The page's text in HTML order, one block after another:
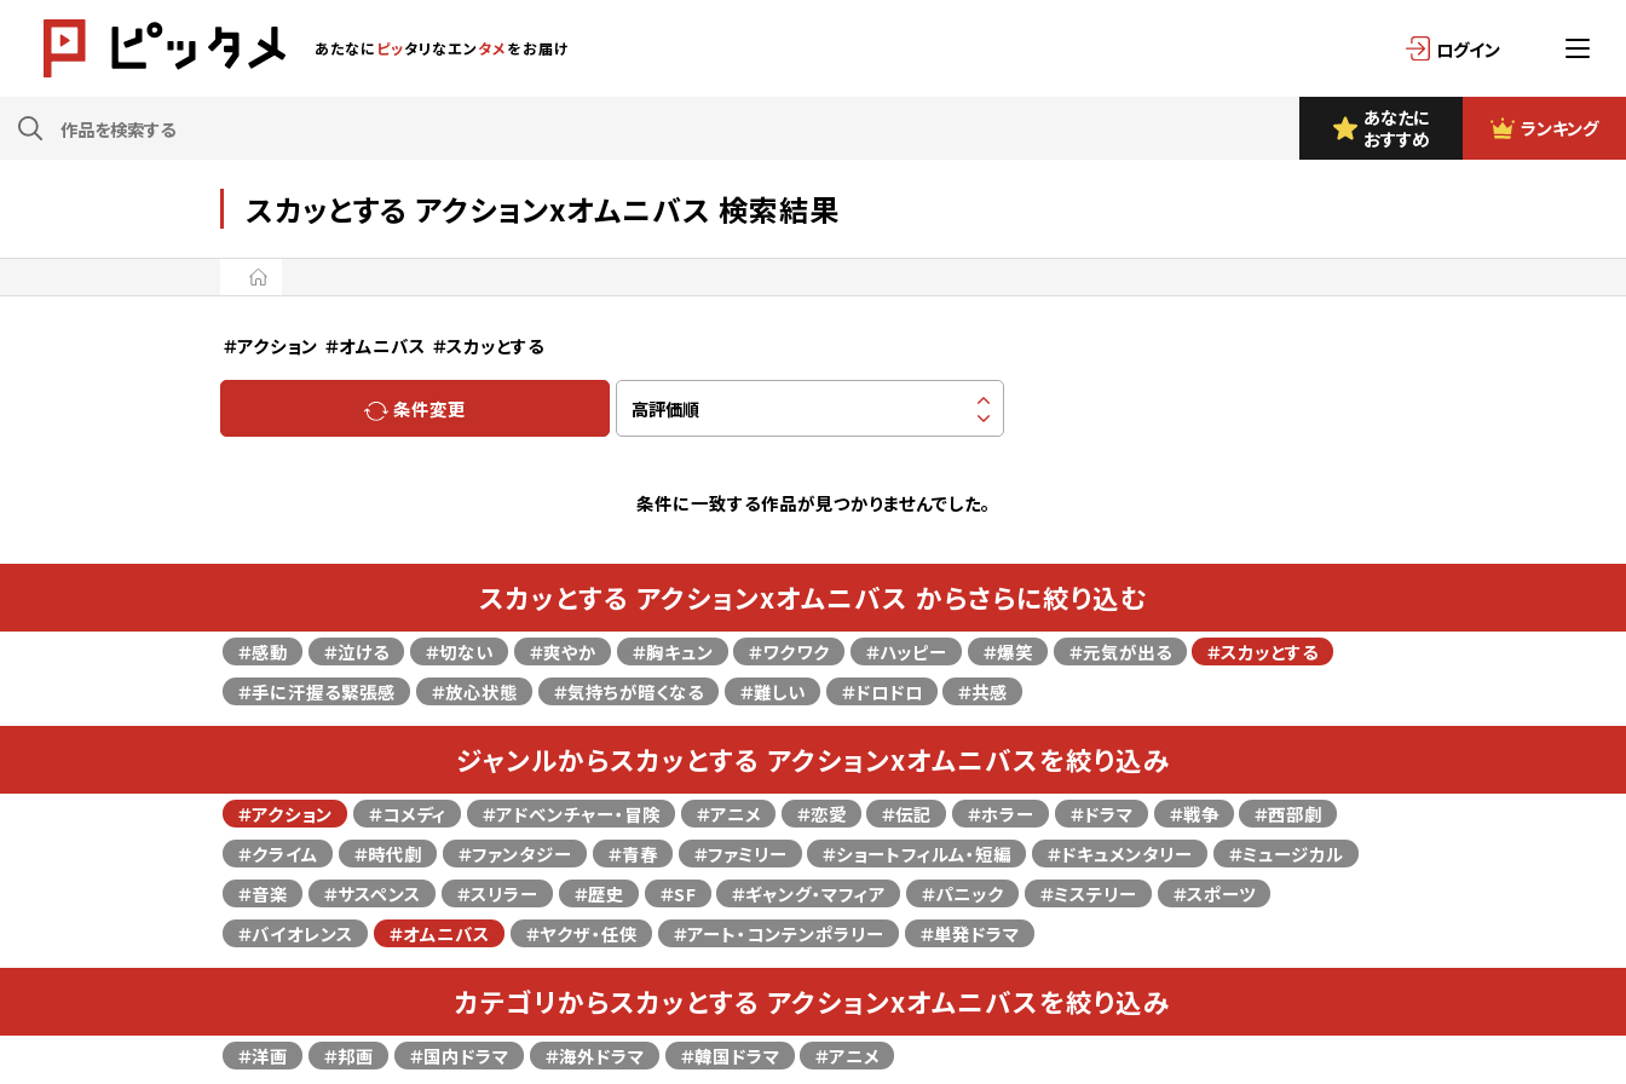
あたなに ピッタリなエンタメをお届け ログイン
あなたに
おすすめ
ランキング
スカッとする アクションxオムニバス 検索結果
＃アクション ＃オムニバス ＃スカッとする
条件変更
条件に一致する作品が見つかりませんでした。
スカッとする アクションxオムニバス からさらに絞り込む
＃感動 ＃泣ける ＃切ない ＃爽やか ＃胸キュン ＃ワクワク ＃ハッピー ＃爆笑 ＃元気が出る
＃スカッとする
＃手に汗握る緊張感
＃放心状態 ＃気持ちが暗くなる ＃難しい ＃ドロドロ ＃共感
ジャンルからスカッとする アクションxオムニバスを絞り込み
＃アクション ＃コメディ ＃アドベンチャー・冒険 ＃アニメ ＃恋愛 ＃伝記 ＃ホラー ＃ドラマ ＃戦争
＃西部劇
＃クライム
＃時代劇 ＃ファンタジー ＃青春 ＃ファミリー ＃ショートフィルム・短編 ＃ドキュメンタリー
＃ミュージカル
＃音楽
＃サスペンス ＃スリラー ＃歴史 ＃SF ＃ギャング・マフィア ＃パニック ＃ミステリー
＃スポーツ
＃バイオレンス
＃オムニバス ＃ヤクザ・任侠 ＃アート・コンテンポラリー ＃単発ドラマ
カテゴリからスカッとする アクションxオムニバスを絞り込み
＃洋画 ＃邦画 ＃国内ドラマ ＃海外ドラマ ＃韓国ドラマ ＃アニメ